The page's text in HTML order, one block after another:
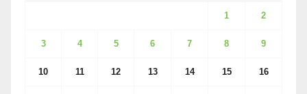
1 2
3 4 5 6 7 8 9
10 11 12 13 14 15 16